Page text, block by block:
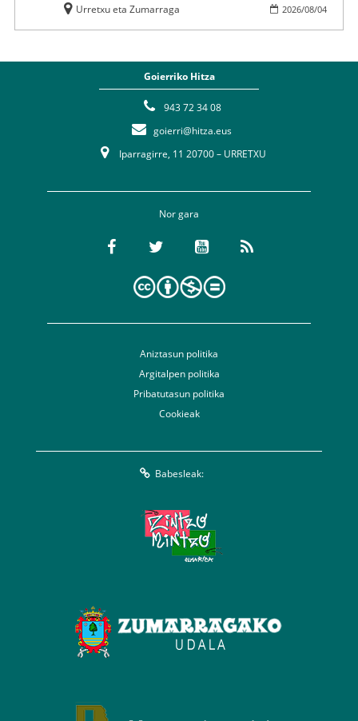
2026/08/04
Urretxu eta Zumarraga
Goierriko Hitza
943 72 34 08
goierri@hitza.eus
Iparragirre, 11 20700 – URRETXU
Nor gara
Aniztasun politika
Argitalpen politika
Pribatutasun politika
Cookieak
Babesleak: